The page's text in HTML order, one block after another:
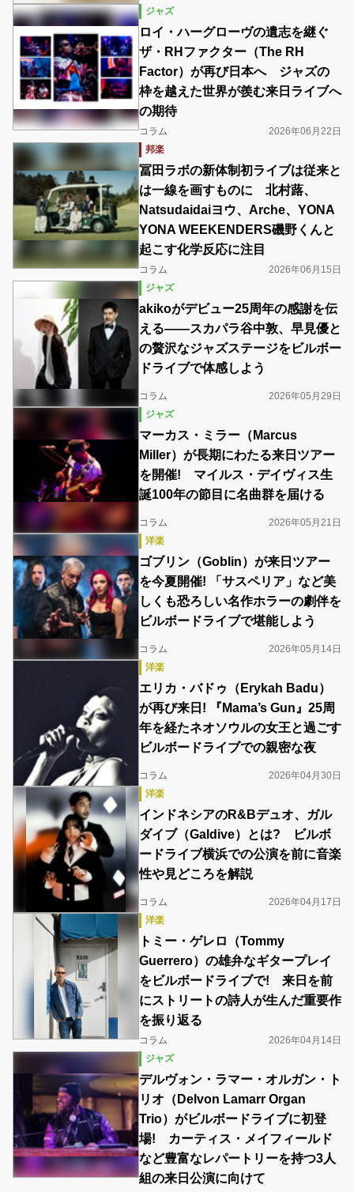
ジャズ
ロイ・ハーグローヴの遺志を継ぐ
ザ・RHファクター（The RH
Factor）が再び日本へ ジャズの
枠を越えた世界が羨む来日ライブへ
の期待
コラム
2026年06月22日
邦楽
冨田ラボの新体制初ライブは従来と
は一線を画すものに 北村蕗、
Natsudaidaiヨウ、Arche、YONA
YONA WEEKENDERS磯野くんと
起こす化学反応に注目
コラム
2026年06月15日
ジャズ
akikoがデビュー25周年の感謝を伝
える――スカパラ谷中敦、早見優と
の贅沢なジャズステージをビルボー
ドライブで体感しよう
コラム
2026年05月29日
ジャズ
マーカス・ミラー（Marcus
Miller）が長期にわたる来日ツアー
を開催! マイルス・デイヴィス生
誕100年の節目に名曲群を届ける
コラム
2026年05月21日
洋楽
ゴブリン（Goblin）が来日ツアー
を今夏開催! 「サスペリア」など美
しくも恐ろしい名作ホラーの劇伴を
ビルボードライブで堪能しよう
コラム
2026年05月14日
洋楽
エリカ・バドゥ（Erykah Badu）
が再び来日! 『Mama’s Gun』25周
年を経たネオソウルの女王と過ごす
ビルボードライブでの親密な夜
コラム
2026年04月30日
洋楽
インドネシアのR&Bデュオ、ガル
ダイブ（Galdive）とは? ビルボ
ードライブ横浜での公演を前に音楽
性や見どころを解説
コラム
2026年04月17日
洋楽
トミー・ゲレロ（Tommy
Guerrero）の雄弁なギタープレイ
をビルボードライブで! 来日を前
にストリートの詩人が生んだ重要作
を振り返る
コラム
2026年04月14日
ジャズ
デルヴォン・ラマー・オルガン・ト
リオ（Delvon Lamarr Organ
Trio）がビルボードライブに初登
場! カーティス・メイフィールド
など豊富なレパートリーを持つ3人
組の来日公演に向けて